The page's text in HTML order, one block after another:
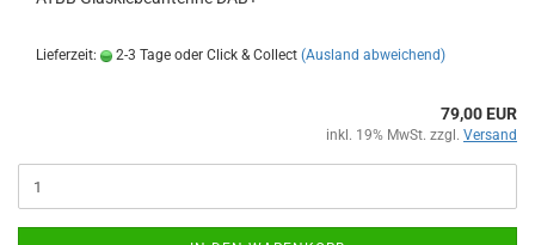
Lieferzeit: 2-3 Tage oder Click & Collect (Ausland abweichend)
79,00 EUR
inkl. 19% MwSt. zzgl. Versand